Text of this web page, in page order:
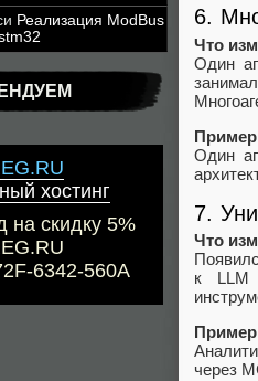
Реализация ModBus
хостинг
на скидку 5%
6342-560A
6.
Что
Один
Один
7.
Что
к LLM
через